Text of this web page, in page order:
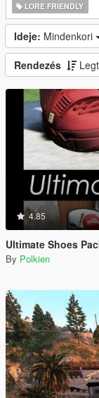
LORE FRIENDLY
Ideje: Mindenkori
Rendezés
4.85
Ultimate Shoes
By Polkien